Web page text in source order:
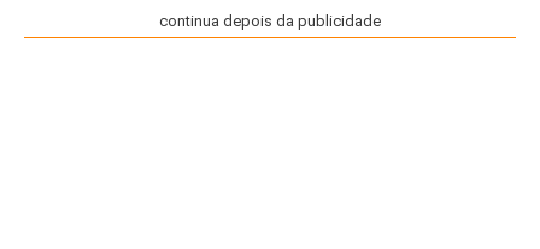
continua depois da publicidade